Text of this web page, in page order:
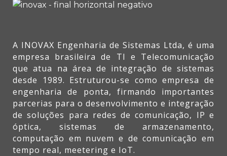
A INOVAX Engenharia de Sistemas Ltda, é uma
empresa brasileira de TI e Telecomunicação
que atua na área de integração de sistemas
desde 1989. Estruturou-se como empresa de
engenharia de ponta, firmando importantes
parcerias para o desenvolvimento e integração
de soluções para redes de comunicação, IP e
óptica, sistemas de armazenamento,
computação em nuvem e de comunicação em
tempo real, meetering e IoT.